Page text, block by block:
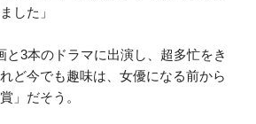
した」
と3本のドラマに出演し、超多忙をき
ど今でも趣味は、女優になる前から
」だそう。